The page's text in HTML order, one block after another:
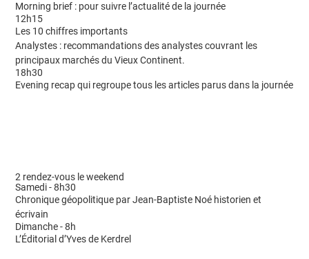
Morning brief : pour suivre l’actualité de la journée
12h15
Les 10 chiffres importants
Analystes : recommandations des analystes couvrant les
principaux marchés du Vieux Continent.
18h30
Evening recap qui regroupe tous les articles parus dans la journée
2 rendez-vous le weekend
Samedi - 8h30
Chronique géopolitique par Jean-Baptiste Noé historien et
écrivain
Dimanche - 8h
L’Éditorial d’Yves de Kerdrel